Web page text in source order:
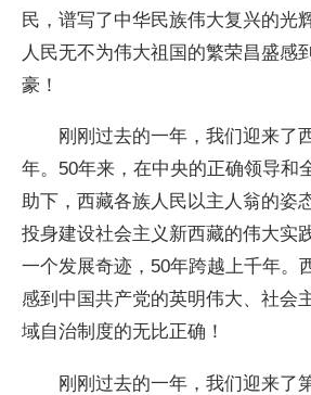
民，谱写了中华民族伟大复兴的光
人民无不为伟大祖国的繁荣昌盛感
豪！
刚刚过去的一年，我们迎来了
年。50年来，在中央的正确领导和
助下，西藏各族人民以主人翁的姿
投身建设社会主义新西藏的伟大实
一个发展奇迹，50年跨越上千年。
感到中国共产党的英明伟大、社会
域自治制度的无比正确！
刚刚过去的一年，我们迎来了